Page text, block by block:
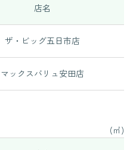
店名
ザ・ビッグ五日市店
マックスバリュ安田店
(㎡)